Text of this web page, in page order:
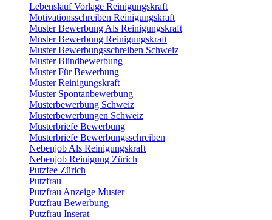
Lebenslauf Vorlage Reinigungskraft
Motivationsschreiben Reinigungskraft
Muster Bewerbung Als Reinigungskraft
Muster Bewerbung Reinigungskraft
Muster Bewerbungsschreiben Schweiz
Muster Blindbewerbung
Muster Für Bewerbung
Muster Reinigungskraft
Muster Spontanbewerbung
Musterbewerbung Schweiz
Musterbewerbungen Schweiz
Musterbriefe Bewerbung
Musterbriefe Bewerbungsschreiben
Nebenjob Als Reinigungskraft
Nebenjob Reinigung Zürich
Putzfee Zürich
Putzfrau
Putzfrau Anzeige Muster
Putzfrau Bewerbung
Putzfrau Inserat